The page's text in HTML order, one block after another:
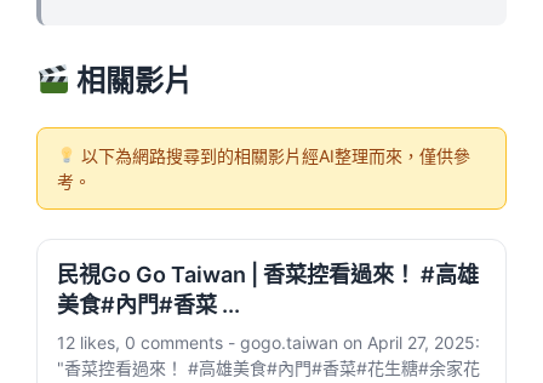
相關影片
以下為網路搜尋到的相關影片經AI整理而來，僅供參
考。
民視Go Go Taiwan | 香菜控看過來！ #高雄
美食#內門#香菜 ...
12 likes, 0 comments - gogo.taiwan on April 27, 2025:
"香菜控看過來！ #高雄美食#內門#香菜#花生糖#余家花